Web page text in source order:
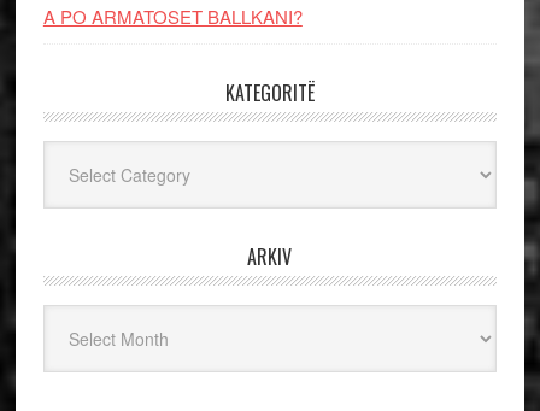
A PO ARMATOSET BALLKANI?
KATEGORITË
ARKIV